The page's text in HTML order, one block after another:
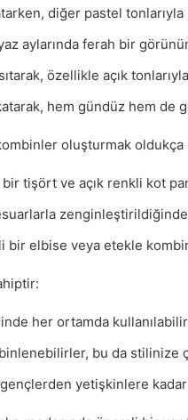
diğer pastel
aylarında ferah bir
özellikle açık
hem gündüz hem de
oluşturmak
bir tişört ve açık renkli kot
bir elbise veya etekle
her ortamda
bu da stilinize
yetişkinlere